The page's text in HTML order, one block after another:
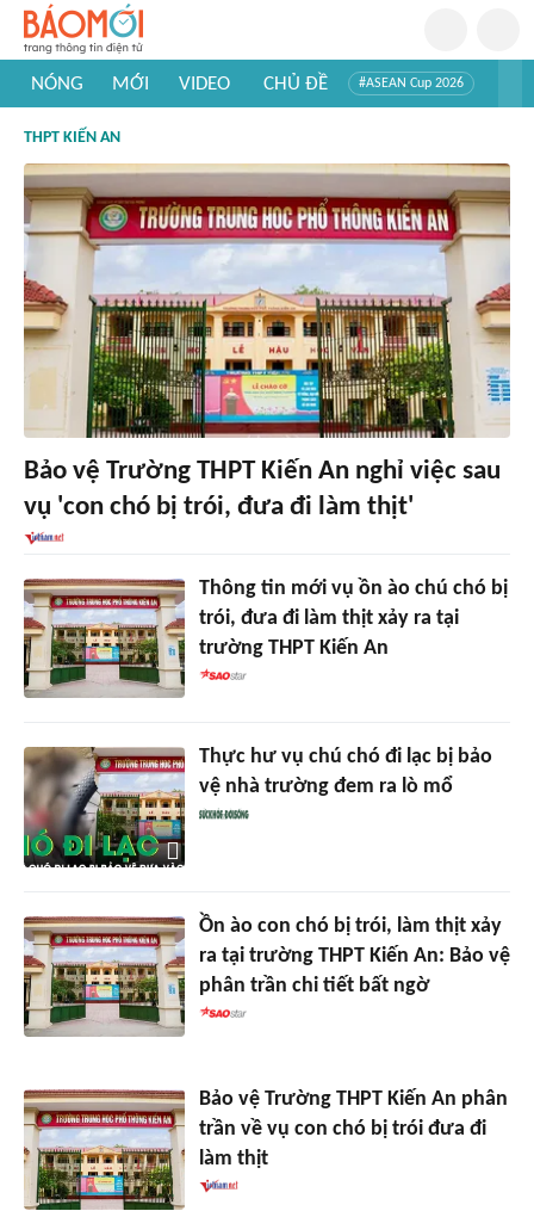
NÓNG MỚI VIDEO CHỦ ĐỀ #ASEAN Cup 2026
#Khám phá thế giới
THPT KIẾN AN
Bảo vệ Trường THPT Kiến An nghỉ việc sau
vụ 'con chó bị trói, đưa đi làm thịt'
Thông tin mới vụ ồn ào chú chó bị
trói, đưa đi làm thịt xảy ra tại
trường THPT Kiến An
Thực hư vụ chú chó đi lạc bị bảo
vệ nhà trường đem ra lò mổ
Ồn ào con chó bị trói, làm thịt xảy
ra tại trường THPT Kiến An: Bảo vệ
phân trần chi tiết bất ngờ
Bảo vệ Trường THPT Kiến An phân
trần về vụ con chó bị trói đưa đi
làm thịt